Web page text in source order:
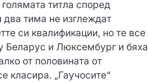
титла според
два тима не изглеждат
си квалификации, но те все
Беларус и Люксембург и бяха
от половината от
класира. „Гаучосите“